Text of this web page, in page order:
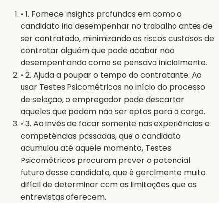
• 1. Fornece insights profundos em como o
candidato iria desempenhar no trabalho antes de
ser contratado, minimizando os riscos custosos de
contratar alguém que pode acabar não
desempenhando como se pensava inicialmente.
• 2. Ajuda a poupar o tempo do contratante. Ao
usar Testes Psicométricos no início do processo
de seleção, o empregador pode descartar
aqueles que podem não ser aptos para o cargo.
• 3. Ao invés de focar somente nas experiências e
competências passadas, que o candidato
acumulou até aquele momento, Testes
Psicométricos procuram prever o potencial
futuro desse candidato, que é geralmente muito
difícil de determinar com as limitações que as
entrevistas oferecem.